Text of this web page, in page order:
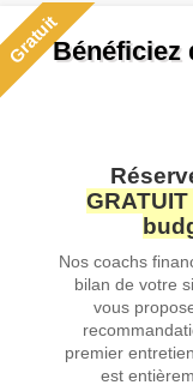
GratuitBénéficiez
Nos coachs
bilan de votre
vous
premier
est